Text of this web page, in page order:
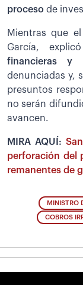
proceso de
Mientras que
García,
financieras y
denunciadas y,
presuntos
no serán
avancen.
MIRA AQUÍ:
perforación del
remanentes de
MINISTRO
COBROS